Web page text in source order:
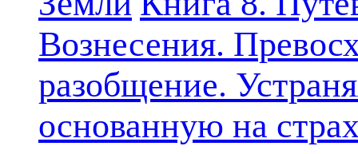
Вознесения.
разобщение.
основанную на